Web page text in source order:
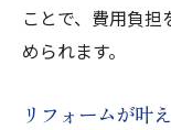
ことで、費用負
められます。
リフォームが叶